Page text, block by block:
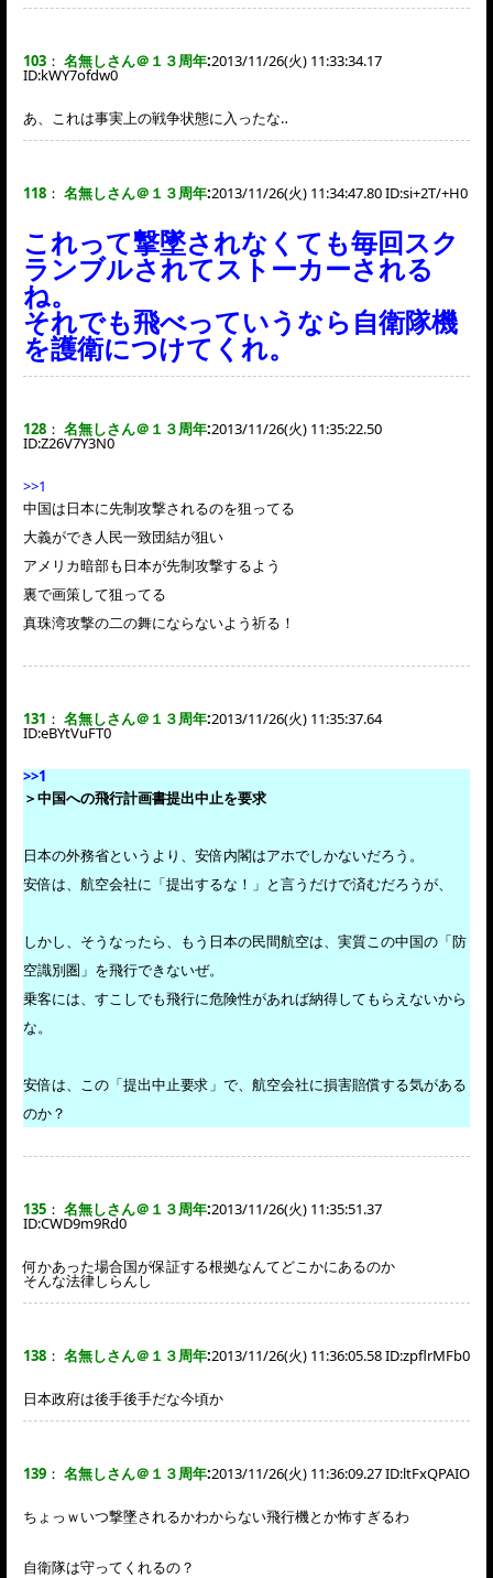
103 ： 名無しさん＠１３周年:2013/11/26(火) 11:33:34.17
ID:kWY7ofdw0
あ、これは事実上の戦争状態に入ったな‥
118 ： 名無しさん＠１３周年:2013/11/26(火) 11:34:47.80 ID:si+2T/+H0
これって撃墜されなくても毎回スク
ランブルされてストーカーされる
ね。
それでも飛べっていうなら自衛隊機
を護衛につけてくれ。
128 ： 名無しさん＠１３周年:2013/11/26(火) 11:35:22.50
ID:Z26V7Y3N0
>>1
中国は日本に先制攻撃されるのを狙ってる
大義ができ人民一致団結が狙い
アメリカ暗部も日本が先制攻撃するよう
裏で画策して狙ってる
真珠湾攻撃の二の舞にならないよう祈る！
131 ： 名無しさん＠１３周年:2013/11/26(火) 11:35:37.64
ID:eBYtVuFT0
>>1
＞中国への飛行計画書提出中止を要求
日本の外務省というより、安倍内閣はアホでしかないだろう。
安倍は、航空会社に「提出するな！」と言うだけで済むだろうが、
しかし、そうなったら、もう日本の民間航空は、実質この中国の「防
空識別圏」を飛行できないぜ。
乗客には、すこしでも飛行に危険性があれば納得してもらえないから
な。
安倍は、この「提出中止要求」で、航空会社に損害賠償する気がある
のか？
135 ： 名無しさん＠１３周年:2013/11/26(火) 11:35:51.37
ID:CWD9m9Rd0
何かあった場合国が保証する根拠なんてどこかにあるのか
そんな法律しらんし
138 ： 名無しさん＠１３周年:2013/11/26(火) 11:36:05.58 ID:zpflrMFb0
日本政府は後手後手だな今頃か
139 ： 名無しさん＠１３周年:2013/11/26(火) 11:36:09.27 ID:ltFxQPAIO
ちょっｗいつ撃墜されるかわからない飛行機とか怖すぎるわ
自衛隊は守ってくれるの？